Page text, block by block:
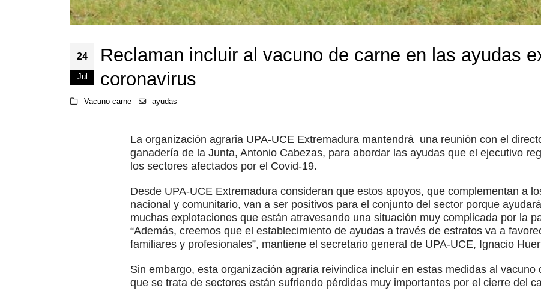
24
Jul
Reclaman incluir al vacuno de carne en las ayudas
coronavirus
Vacuno carne ayudas
La organización agraria UPA-UCE Extremadura mantendrá una reunión con el
ganadería de la Junta, Antonio Cabezas, para abordar las ayudas que el ejecutivo
los sectores afectados por el Covid-19.
Desde UPA-UCE Extremadura consideran que estos apoyos, que complementan a
nacional y comunitario, van a ser positivos para el conjunto del sector porque
muchas explotaciones que están atravesando una situación muy complicada por la
“Además, creemos que el establecimiento de ayudas a través de estratos va a
familiares y profesionales”, mantiene el secretario general de UPA-UCE, Ignacio
Sin embargo, esta organización agraria reivindica incluir en estas medidas al vacuno
que se trata de sectores están sufriendo pérdidas muy importantes por el cierre del